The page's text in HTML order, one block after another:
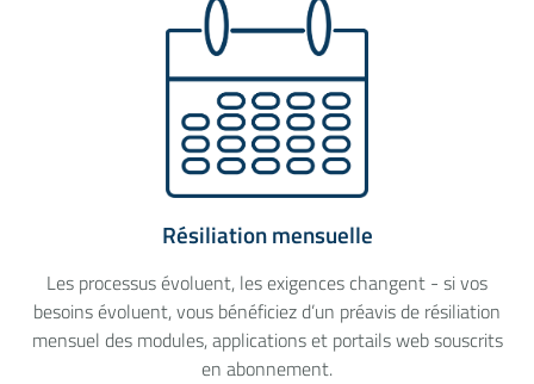
Résiliation mensuelle
Les processus évoluent, les exigences changent - si vos
besoins évoluent, vous bénéficiez d’un préavis de résiliation
mensuel des modules, applications et portails web souscrits
en abonnement.